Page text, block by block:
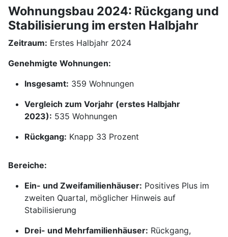
Wohnungsbau 2024: Rückgang und
Stabilisierung im ersten Halbjahr
Zeitraum: Erstes Halbjahr 2024
Genehmigte Wohnungen:
Insgesamt: 359 Wohnungen
Vergleich zum Vorjahr (erstes Halbjahr
2023): 535 Wohnungen
Rückgang: Knapp 33 Prozent
Bereiche:
Ein- und Zweifamilienhäuser: Positives Plus im
zweiten Quartal, möglicher Hinweis auf
Stabilisierung
Drei- und Mehrfamilienhäuser: Rückgang,